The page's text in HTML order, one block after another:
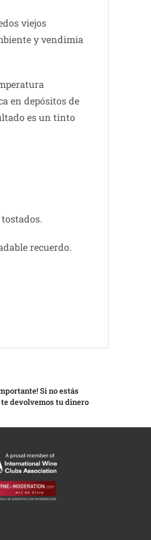
viejos
y vendimia
en depósitos de
es un tinto
recuerdo.
Si no estás
devolvemos tu dinero